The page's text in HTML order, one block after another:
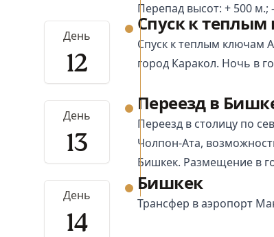
Перепад высот: + 500 м.;
День
12
Спуск к теплым
Спуск к теплым ключам
город Каракол. Ночь в
День
13
Переезд в
Переезд в столицу по
Чолпон-Ата,
Бишкек. Размещение в
День
14
Бишкек
Трансфер в аэропорт